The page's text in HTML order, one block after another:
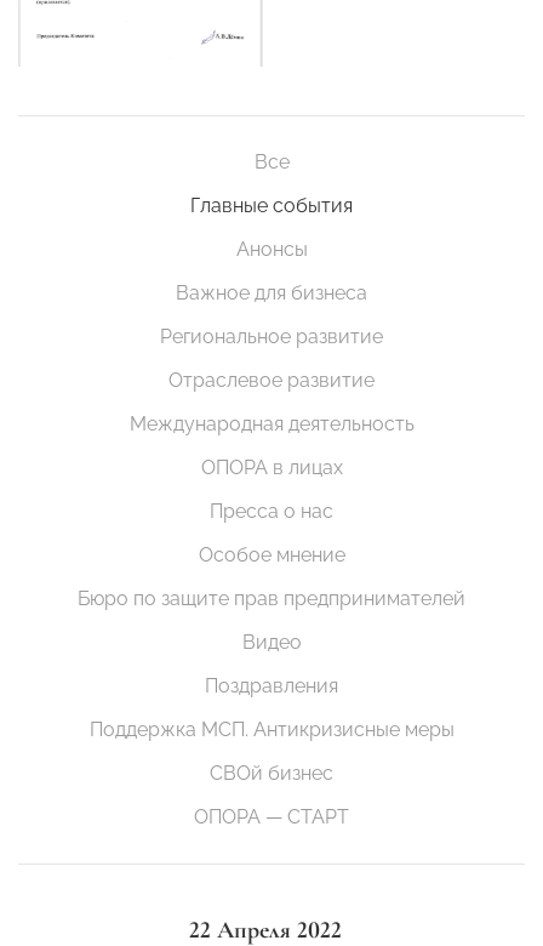
Все
Главные события
Анонсы
Важное для бизнеса
Региональное развитие
Отраслевое развитие
Международная деятельность
ОПОРА в лицах
Пресса о нас
Особое мнение
Бюро по защите прав предпринимателей
Видео
Поздравления
Поддержка МСП. Антикризисные меры
СВОй бизнес
ОПОРА — СТАРТ
22 Апреля 2022